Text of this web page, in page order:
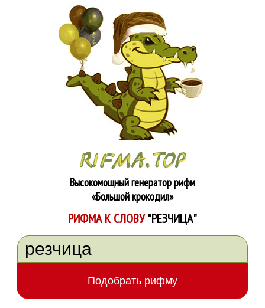
Высокомощный генератор рифм
«Большой крокодил»
РИФМА К СЛОВУ"РЕЗЧИЦА"